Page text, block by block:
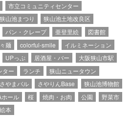
市立コミュニティセンター
狭山池まつり
狭山池土地改良区
パン・クレープ 亜登里絵
図書館
麺
colorful-smile
イルミネーション
UPっぷ 居酒屋・バー
大阪狭山市駅
ター ランチ
狭山ニュータウン
さやまバル さやりんBase
狭山池博物館
ホール 桜 焼肉・お肉 公園
野菜市
絵本